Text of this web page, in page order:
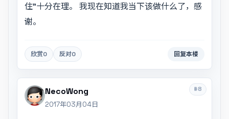
住”十分在理。 我现在知道我当下该做什么了，感
谢。
欣赏0 反对0 回复本楼
#8
NecoWong
2017年03月04日